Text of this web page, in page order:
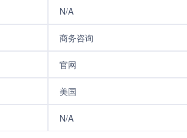
N/A
商务咨询
官网
美国
N/A